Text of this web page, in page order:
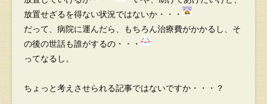
放置せざるを得ない状況ではないか・・・
だって、病院に運んだら、もちろん治療費がかかるし、そ
の後の世話も誰がするの・・・
ってなるし。
ちょっと考えさせられる記事ではないですか・・・？